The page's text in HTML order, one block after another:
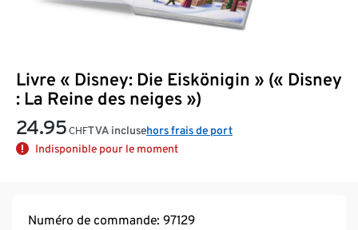
Livre « Disney: Die Eiskönigin » (« Disney
: La Reine des neiges »)
24.95 CHFTVA inclusehors frais de port
Indisponible pour le moment
Numéro de commande: 97129